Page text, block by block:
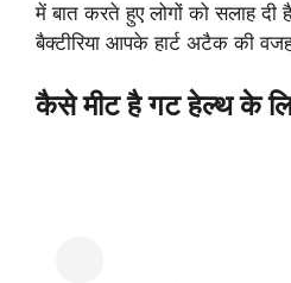
में बात करते हुए लोगों को सलाह
बैक्टीरिया आपके हार्ट अटैक की
कैसे मीट है गट हेल्थ के